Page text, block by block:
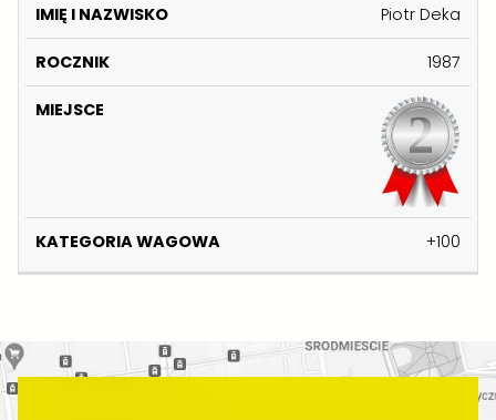
K
O
G
O
Piotr Deka
1987
+100